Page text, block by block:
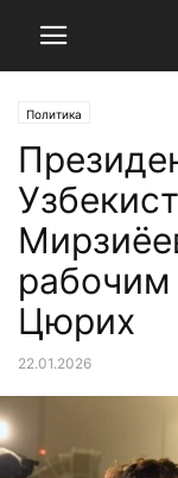
Политика
рабочим
Цюрих
22.01.2026